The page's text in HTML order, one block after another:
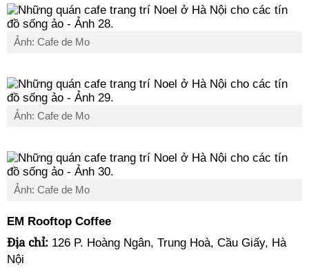
Ảnh: Cafe de Mo
Ảnh: Cafe de Mo
Ảnh: Cafe de Mo
EM Rooftop Coffee
Địa chỉ: 126 P. Hoàng Ngân, Trung Hoà, Cầu Giấy, Hà
Nội